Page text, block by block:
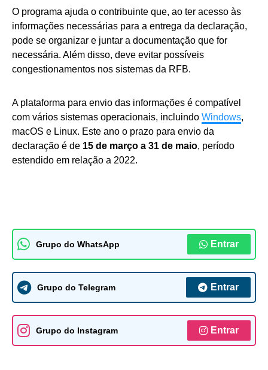
O programa ajuda o contribuinte que, ao ter acesso às
informações necessárias para a entrega da declaração,
pode se organizar e juntar a documentação que for
necessária. Além disso, deve evitar possíveis
congestionamentos nos sistemas da RFB.
A plataforma para envio das informações é compatível
com vários sistemas operacionais, incluindo Windows,
macOS e Linux. Este ano o prazo para envio da
declaração é de 15 de março a 31 de maio, período
estendido em relação a 2022.
Grupo do WhatsApp Entrar
Grupo do Telegram Entrar
Grupo do Instagram Entrar